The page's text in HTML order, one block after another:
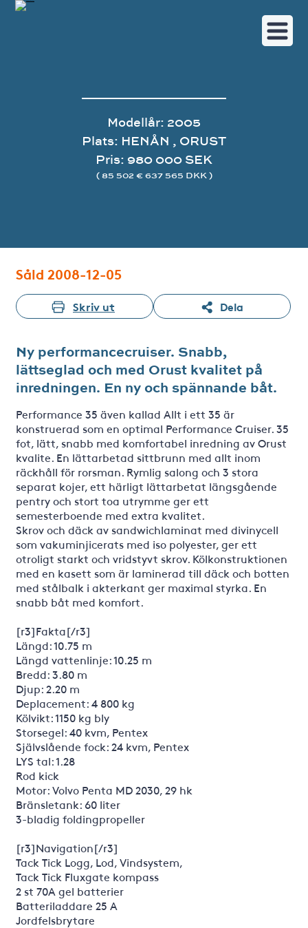
Modellår: 2005
Plats: HENÅN , ORUST
Pris: 980 000 SEK
( 85 502 € 637 565 DKK )
Såld 2008-12-05
Skriv ut Dela
Ny performancecruiser. Snabb,
lättseglad och med Orust kvalitet på
inredningen. En ny och spännande båt.
Performance 35 även kallad Allt i ett 35 är
konstruerad som en optimal Performance Cruiser. 35
fot, lätt, snabb med komfortabel inredning av Orust
kvalite. En lättarbetad sittbrunn med allt inom
räckhåll för rorsman. Rymlig salong och 3 stora
separat kojer, ett härligt lättarbetat längsgående
pentry och stort toa utrymme ger ett
semesterboende med extra kvalitet.
Skrov och däck av sandwichlaminat med divinycell
som vakuminjicerats med iso polyester, ger ett
otroligt starkt och vridstyvt skrov. Kölkonstruktionen
med en kasett som är laminerad till däck och botten
med stålbalk i akterkant ger maximal styrka. En
snabb båt med komfort.
[r3]Fakta[/r3]
Längd: 10.75 m
Längd vattenlinje: 10.25 m
Bredd: 3.80 m
Djup: 2.20 m
Deplacement: 4 800 kg
Kölvikt: 1150 kg bly
Storsegel: 40 kvm, Pentex
Självslående fock: 24 kvm, Pentex
LYS tal: 1.28
Rod kick
Motor: Volvo Penta MD 2030, 29 hk
Bränsletank: 60 liter
3-bladig foldingpropeller
[r3]Navigation[/r3]
Tack Tick Logg, Lod, Vindsystem,
Tack Tick Fluxgate kompass
2 st 70A gel batterier
Batteriladdare 25 A
Jordfelsbrytare